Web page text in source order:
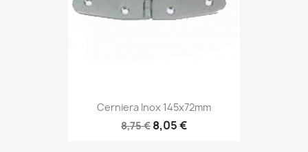
Cerniera Inox 145x72mm
8,75 € 8,05 €